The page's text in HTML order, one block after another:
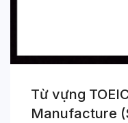
Từ vựng
Manufacture